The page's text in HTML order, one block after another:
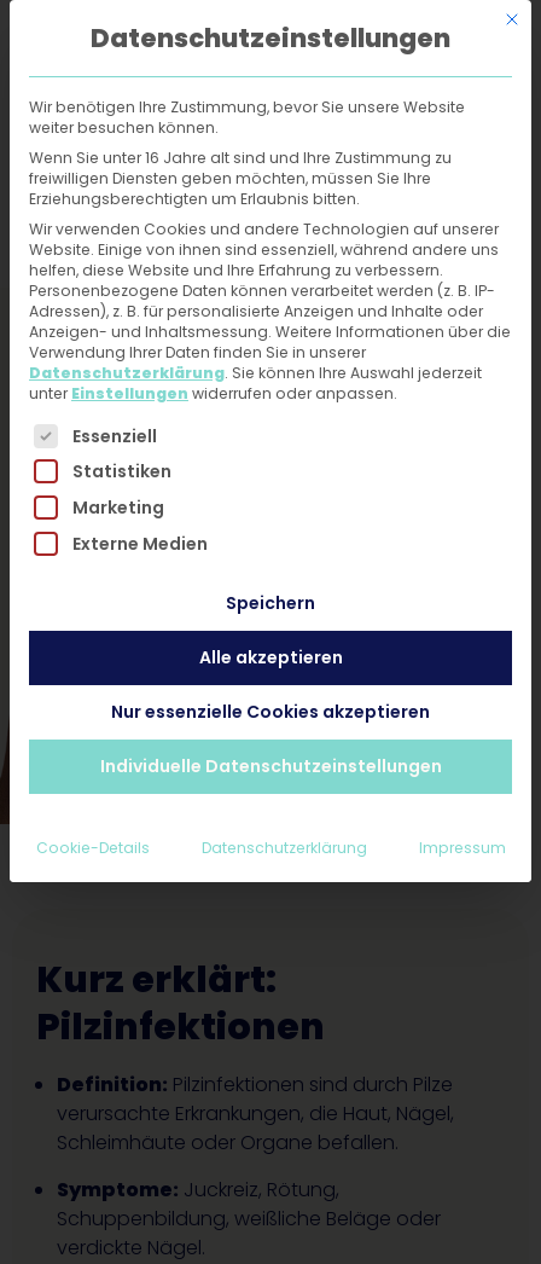
Online-Hautarzt›Behandlungen
Pilzinfektionen -
Behandlung und
Diagnose vom Online-
Hautarzt erhalten
Jetzt ärztliche Hilfe bei Hautproblemen erhalten –
Fotos hochladen, kurzen Fragebogen ausfüllen.
Du erhältst direkt innerhalb von 24h eine
Diagnose und Therapieplan von unseren
HautärztInnen. Kein Videogespräch, kein Warten
Hautarzt-Diagnose < 24 Stunden
Ab 25€ inkl. Rezept und Nachsorge
Erstattungsfähig für Privatpatienten
Kurz erklärt:
Pilzinfektionen
Definition: Pilzinfektionen sind durch Pilze
verursachte Erkrankungen, die Haut, Nägel,
Schleimhäute oder Organe befallen.
Symptome: Juckreiz, Rötung,
Schuppenbildung, weißliche Beläge oder
verdickte Nägel.
Mit
Datenschutzeinstellungen
Wir benötigen Ihre Zustimmung, bevor Sie unsere Website
weiter besuchen können.
Wenn Sie unter 16 Jahre alt sind und Ihre Zustimmung zu
freiwilligen Diensten geben möchten, müssen Sie Ihre
Erziehungsberechtigten um Erlaubnis bitten.
Wir verwenden Cookies und andere Technologien auf unserer
Website. Einige von ihnen sind essenziell, während andere uns
helfen, diese Website und Ihre Erfahrung zu verbessern.
Personenbezogene Daten können verarbeitet werden (z. B. IP-
Adressen), z. B. für personalisierte Anzeigen und Inhalte oder
Anzeigen- und Inhaltsmessung. Weitere Informationen über die
Verwendung Ihrer Daten finden Sie in unserer
Datenschutzerklärung. Sie können Ihre Auswahl jederzeit
unterEinstellungen widerrufen oder anpassen.
Es folgt eine Liste der Service-Gruppen, für die eine
Essenziell
Statistiken
Marketing
Externe Medien
Speichern
Alle akzeptieren
Nur essenzielle Cookies akzeptieren
Individuelle Datenschutzeinstellungen
Cookie-Details Datenschutzerklärung Impressum